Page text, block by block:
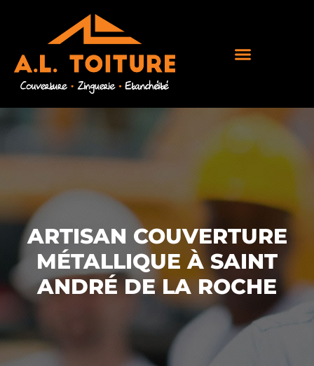
ARTISAN COUVERTURE
MÉTALLIQUE À SAINT
ANDRÉ DE LA ROCHE